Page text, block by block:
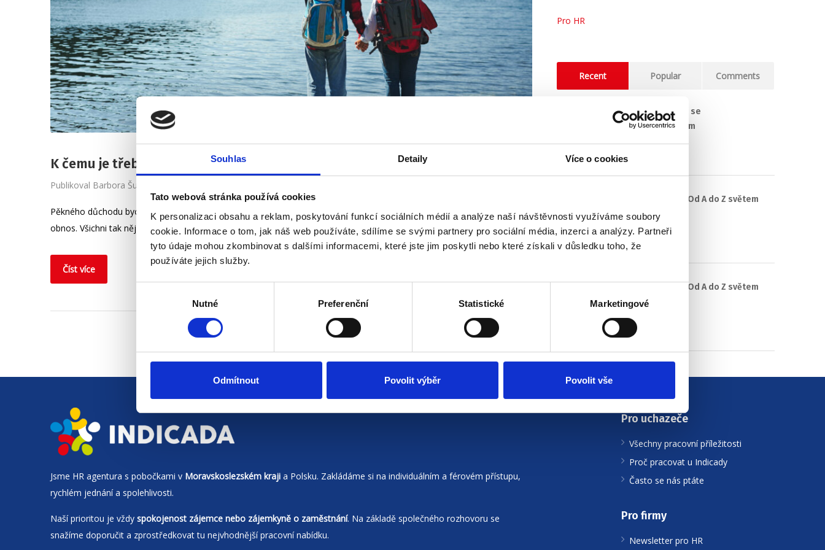
Souhlas Detaily Více o cookies
Tato webová stránka používá cookies
K personalizaci obsahu a reklam, poskytování funkcí sociálních médií a analýze naší návštěvnosti využíváme soubory
cookie. Informace o tom, jak náš web používáte, sdílíme se svými partnery pro sociální média, inzerci a analýzy. Partneři
tyto údaje mohou zkombinovat s dalšími informacemi, které jste jim poskytli nebo které získali v důsledku toho, že
používáte jejich služby.
Nutné Preferenční Statistické Marketingové
Odmítnout Povolit výběr Povolit vše
K čemu je třeba evidenční list důchodového pojištění (ELDP)?
Publikoval Barbora Šugárková
Pěkného důchodu bychom se jednou rádi dočkali určitě všichni. A to nejen myšleno jako období, ale také jako finanční
obnos. Všichni tak nějak tušíme, že se to bude odvíjet od…
Číst více
Pro HR
Recent Popular Comments
(Ne)komunikace se
zaměstnavatelem
18. 9. 2025
#3 HR Abeceda: Od A do Z světem
personalistiky
12. 8. 2025
#2 HR Abeceda: Od A do Z světem
personalistiky
22. 7. 2025
Jsme HR agentura s pobočkami v Moravskoslezském kraji a Polsku. Zakládáme si na individuálním a férovém přístupu,
rychlém jednání a spolehlivosti.
Naší prioritou je vždy spokojenost zájemce nebo zájemkyně o zaměstnání. Na základě společného rozhovoru se
snažíme doporučit a zprostředkovat tu nejvhodnější pracovní nabídku.
Pro uchazeče
Všechny pracovní příležitosti
Proč pracovat u Indicady
Často se nás ptáte
Pro firmy
Newsletter pro HR